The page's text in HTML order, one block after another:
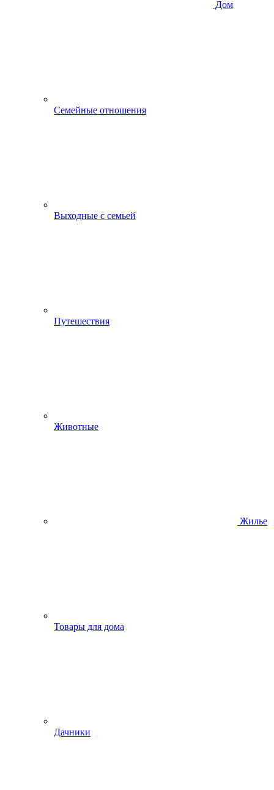
Дом
Семейные отношения
Выходные с семьей
Путешествия
Животные
Жилье
Товары для дома
Дачники